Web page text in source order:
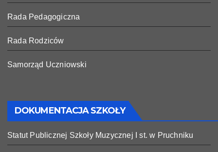
Rada Pedagogiczna
Rada Rodziców
Samorząd Uczniowski
DOKUMENTACJA SZKOŁY
Statut Publicznej Szkoły Muzycznej I st. w Pruchniku